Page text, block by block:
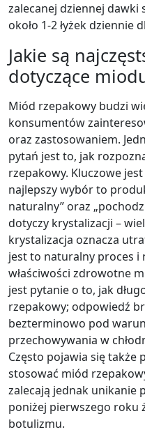
zalecanej dziennej
około 1-2 łyżek dziennie
Jakie są
dotyczące
Miód rzepakowy budzi
konsumentów
oraz zastosowaniem.
pytań jest to, jak
rzepakowy. Kluczowe
najlepszy wybór to
naturalny” oraz
dotyczy krystalizacji –
krystalizacja oznacza
jest to naturalny proces i
właściwości zdrowotne
jest pytanie o to, jak
rzepakowy; odpowiedź
bezterminowo pod
przechowywania w
Często pojawia się także
stosować miód
zalecają jednak unikanie
poniżej pierwszego roku
botulizmu.